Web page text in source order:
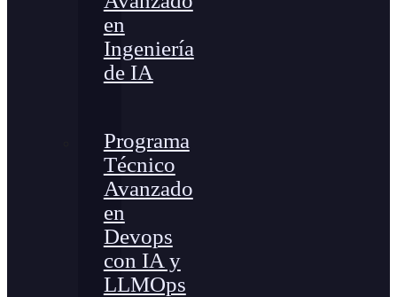
en
Ingeniería
de IA
Programa
Técnico
Avanzado
en
Devops
con IA y
LLMOps